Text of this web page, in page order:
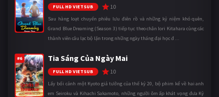
FULL HD VIETSUB 10
Sau hàng loạt chuyến phiêu lưu điên rồ và những kỷ niệm khó quên,
Grand Blue Dreaming (Season 3) tiếp tục theo chân Iori Kitahara cùng các
thành viên câu lạc bộ lặn trong những ngày tháng đại học đ ...
#6 Tia Sáng Của Ngày Mai
FULL HD VIETSUB 10
Lấy bối cảnh một Kyoto giả tưởng của thế kỷ 20, bộ phim kể về hai anh
em Seiroku và Kihachi Sakamoto, những người ôm ấp khát vọng đưa Kỷ